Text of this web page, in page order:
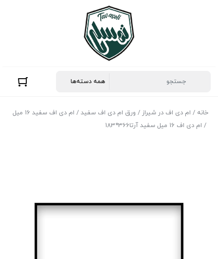
خانه / ام دی اف در شیراز / ورق ام‌ دی‌ اف سفید / ام دی اف سفید 16 میل
/ ام دی اف 16 میل سفید آرتا366*183